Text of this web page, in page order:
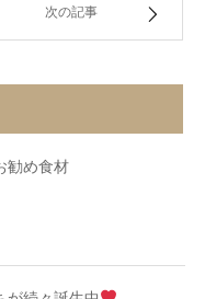
次の記事
勧め食材